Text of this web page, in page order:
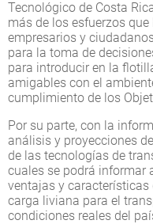
Tecnológico de Costa
más de los esfuerzos
empresarios y
para la toma de
para introducir en la
amigables con el
cumplimiento de los
Por su parte, con la
análisis y proyecciones
de las tecnologías de
cuales se podrá informar
ventajas y
carga liviana para el
condiciones reales del